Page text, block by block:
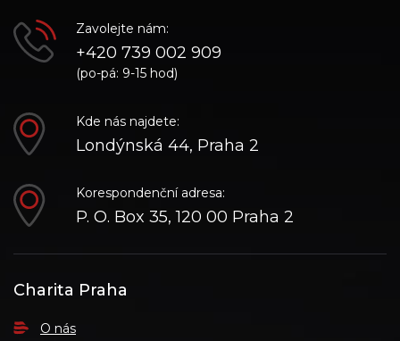
Zavolejte nám:
+420 739 002 909
(po-pá: 9-15 hod)
Kde nás najdete:
Londýnská 44, Praha 2
Korespondenční adresa:
P. O. Box 35, 120 00 Praha 2
Charita Praha
O nás